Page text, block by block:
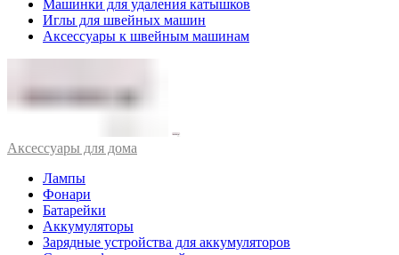
Машинки для удаления катышков
Иглы для швейных машин
Аксессуары к швейным машинам
Аксессуары для дома
Лампы
Фонари
Батарейки
Аккумуляторы
Зарядные устройства для аккумуляторов